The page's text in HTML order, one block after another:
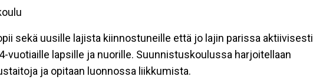
sekä uusille lajista kiinnostuneille että jo lajin parissa aktiivisesti
vuotiaille lapsille ja nuorille. Suunnistuskoulussa harjoitellaan
ja opitaan luonnossa liikkumista.